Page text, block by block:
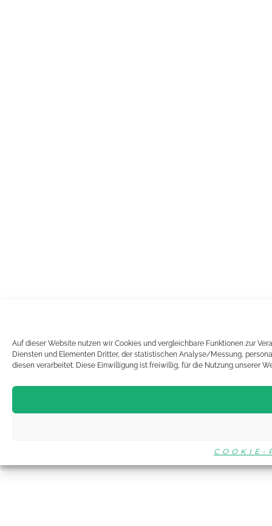
Auf dieser Website nutzen wir Cookies und vergleichbare Funktionen zur
Diensten und Elementen Dritter, der statistischen Analyse/Messung,
diesen verarbeitet. Diese Einwilligung ist freiwillig, für die Nutzung unserer